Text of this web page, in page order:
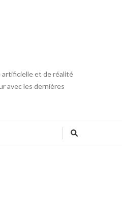
artificielle et de réalité
avec les dernières